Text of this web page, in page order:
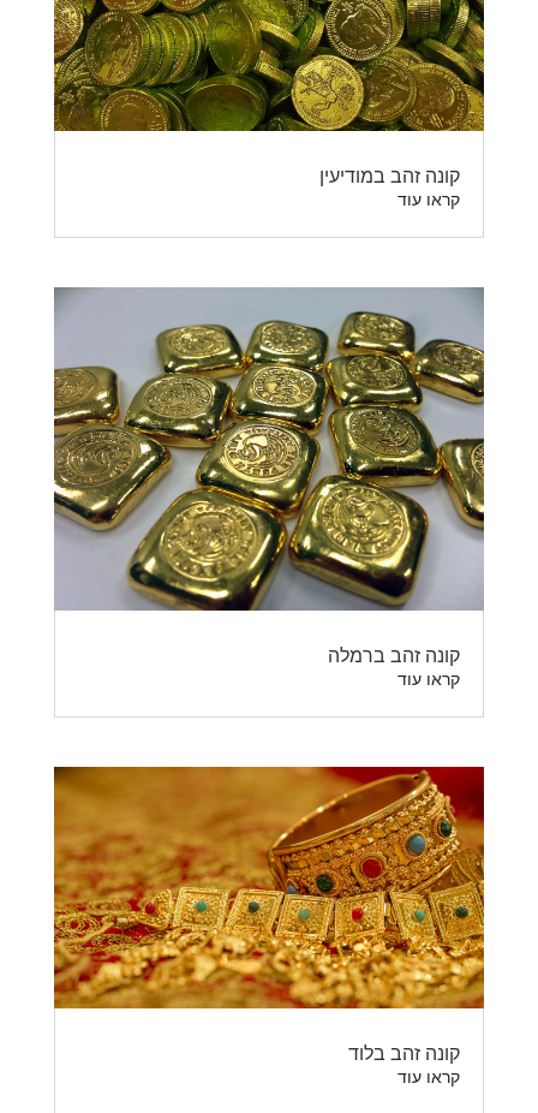
קונה זהב במודיעין
קראו עוד
קונה זהב ברמלה
קראו עוד
קונה זהב בלוד
קראו עוד